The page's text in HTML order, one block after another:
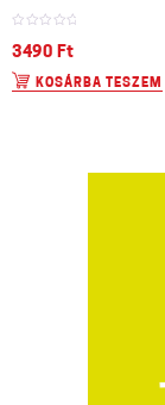
3490 Ft
KOSÁRBA TESZEM